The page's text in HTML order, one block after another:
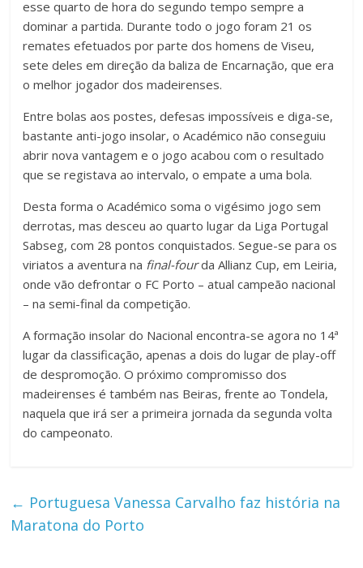
esse quarto de hora do segundo tempo sempre a
dominar a partida. Durante todo o jogo foram 21 os
remates efetuados por parte dos homens de Viseu,
sete deles em direção da baliza de Encarnação, que era
o melhor jogador dos madeirenses.
Entre bolas aos postes, defesas impossíveis e diga-se,
bastante anti-jogo insolar, o Académico não conseguiu
abrir nova vantagem e o jogo acabou com o resultado
que se registava ao intervalo, o empate a uma bola.
Desta forma o Académico soma o vigésimo jogo sem
derrotas, mas desceu ao quarto lugar da Liga Portugal
Sabseg, com 28 pontos conquistados. Segue-se para os
viriatos a aventura na final-fourda Allianz Cup, em Leiria,
onde vão defrontar o FC Porto – atual campeão nacional
– na semi-final da competição.
A formação insolar do Nacional encontra-se agora no 14ª
lugar da classificação, apenas a dois do lugar de play-off
de despromoção. O próximo compromisso dos
madeirenses é também nas Beiras, frente ao Tondela,
naquela que irá ser a primeira jornada da segunda volta
do campeonato.
← Portuguesa Vanessa Carvalho faz história na
Maratona do Porto